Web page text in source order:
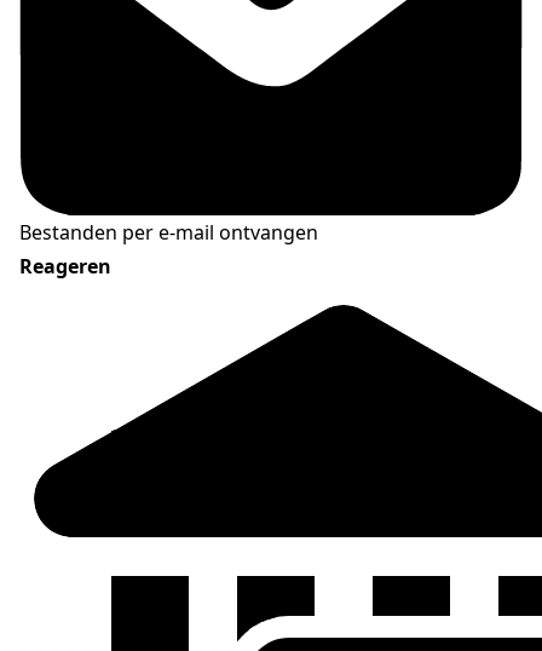
Bestanden per e-mail ontvangen
Reageren